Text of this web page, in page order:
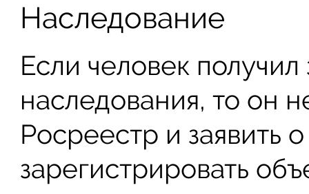
Наследование
Если человек
наследования, то он
Росреестр и заявить
зарегистрировать